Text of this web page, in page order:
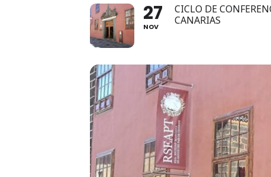
27
NOV
CICLO DE
CANARIAS